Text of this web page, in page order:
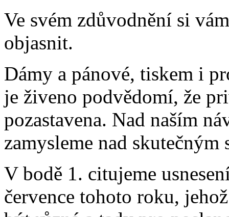
Ve svém zdůvodnění si
objasnit.
Dámy a pánové, tiskem i
je živeno podvědomí, že
pozastavena. Nad naším
zamysleme nad skutečným
V bodě 1. citujeme
července tohoto roku,